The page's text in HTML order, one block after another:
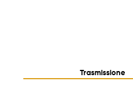
Trasmissione